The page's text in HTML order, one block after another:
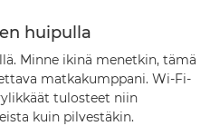
huipulla
Minne ikinä menetkin, tämä
matkakumppani. Wi-Fi-
tulosteet niin
kuin pilvestäkin.